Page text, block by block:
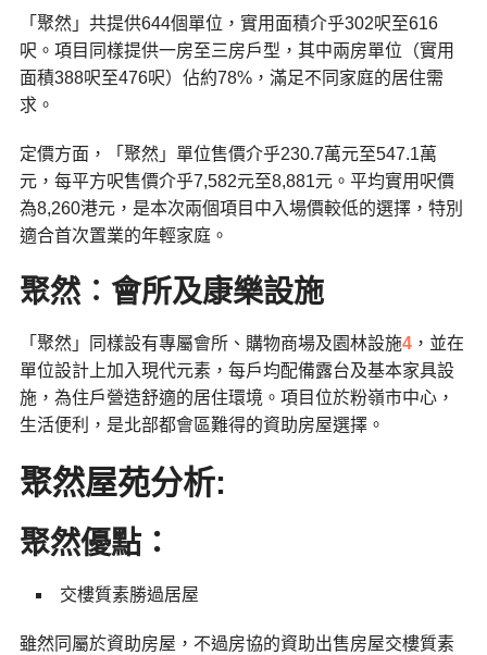
「聚然」共提供644個單位，實用面積介乎302呎至616
呎。項目同樣提供一房至三房戶型，其中兩房單位（實用
面積388呎至476呎）佔約78%，滿足不同家庭的居住需
求。
定價方面，「聚然」單位售價介乎230.7萬元至547.1萬
元，每平方呎售價介乎7,582元至8,881元。平均實用呎價
為8,260港元，是本次兩個項目中入場價較低的選擇，特別
適合首次置業的年輕家庭。
聚然︰會所及康樂設施
「聚然」同樣設有專屬會所、購物商場及園林設施4，並在
單位設計上加入現代元素，每戶均配備露台及基本家具設
施，為住戶營造舒適的居住環境。項目位於粉嶺市中心，
生活便利，是北部都會區難得的資助房屋選擇。
聚然屋苑分析:
聚然優點：
交樓質素勝過居屋
雖然同屬於資助房屋，不過房協的資助出售房屋交樓質素